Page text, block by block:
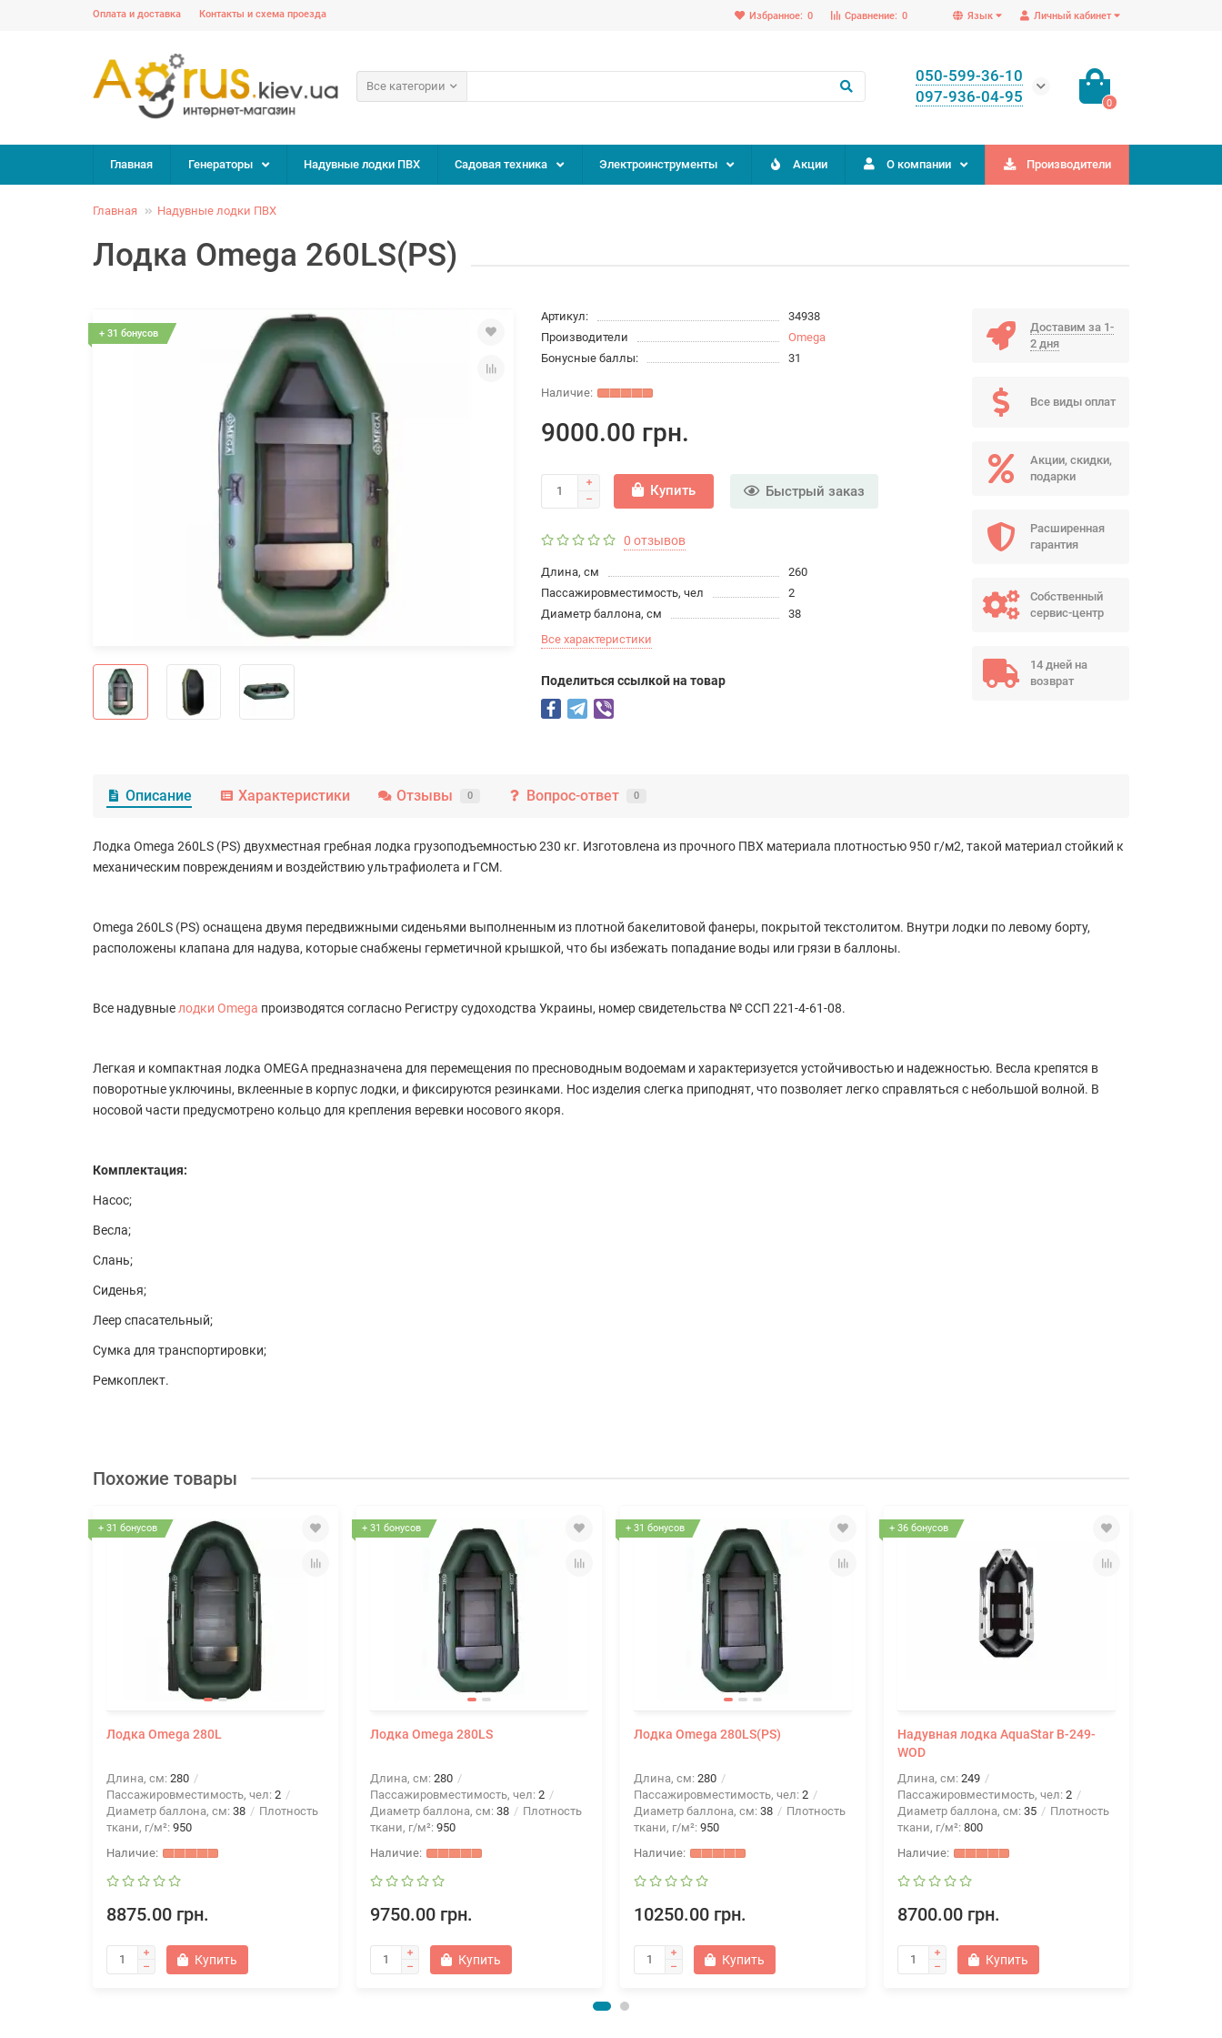
Личный кабинет
Язык
Сравнение: 0
Избранное: 0
Оплата и доставка Контакты и схема проезда
Все категории
050-599-36-10
097-936-04-95
0
Главная Генераторы Надувные лодки ПВХ Садовая техника Электроинструменты Акции О компании Производители
Главная Надувные лодки ПВХ
Лодка Omega 260LS(PS)
+ 31 бонусов
Артикул:
34938
Производители
Omega
Бонусные баллы:
31
9000.00 грн.
Купить Быстрый заказ
0 отзывов
Длина, см
260
Пассажировместимость, чел
2
Диаметр баллона, см
38
Все характеристики
Поделиться ссылкой на товар
Доставим за 1-
2 дня
Все виды оплат
Акции, скидки,
подарки
Расширенная
гарантия
Собственный
сервис-центр
14 дней на
возврат
Описание Характеристики Отзывы 0 Вопрос-ответ 0
Лодка Omega 260LS (PS) двухместная гребная лодка грузоподъемностью 230 кг. Изготовлена из прочного ПВХ материала плотностью 950 г/м2, такой материал стойкий к
механическим повреждениям и воздействию ультрафиолета и ГСМ.
Omega 260LS (PS) оснащена двумя передвижными сиденьями выполненным из плотной бакелитовой фанеры, покрытой текстолитом. Внутри лодки по левому борту,
расположены клапана для надува, которые снабжены герметичной крышкой, что бы избежать попадание воды или грязи в баллоны.
Все надувные лодки Omega производятся согласно Регистру судоходства Украины, номер свидетельства № ССП 221-4-61-08.
Легкая и компактная лодка OMEGA предназначена для перемещения по пресноводным водоемам и характеризуется устойчивостью и надежностью. Весла крепятся в
поворотные уключины, вклеенные в корпус лодки, и фиксируются резинками. Нос изделия слегка приподнят, что позволяет легко справляться с небольшой волной. В
носовой части предусмотрено кольцо для крепления веревки носового якоря.
Комплектация:
Насос;
Весла;
Слань;
Сиденья;
Леер спасательный;
Сумка для транспортировки;
Ремкоплект.
Похожие товары
+ 31 бонусов
Лодка Omega 280L
Длина, см: 280
Пассажировместимость, чел: 2
Диаметр баллона, см: 38
Плотность
ткани, г/м²: 950
8875.00 грн.
Купить
+ 31 бонусов
Лодка Omega 280LS
Длина, см: 280
Пассажировместимость, чел: 2
Диаметр баллона, см: 38
Плотность
ткани, г/м²: 950
9750.00 грн.
Купить
+ 31 бонусов
Лодка Omega 280LS(PS)
Длина, см: 280
Пассажировместимость, чел: 2
Диаметр баллона, см: 38
Плотность
ткани, г/м²: 950
10250.00 грн.
Купить
+ 36 бонусов
Надувная лодка AquaStar В-249-
WOD
Длина, см: 249
Пассажировместимость, чел: 2
Диаметр баллона, см: 35
Плотность
ткани, г/м²: 800
8700.00 грн.
Купить